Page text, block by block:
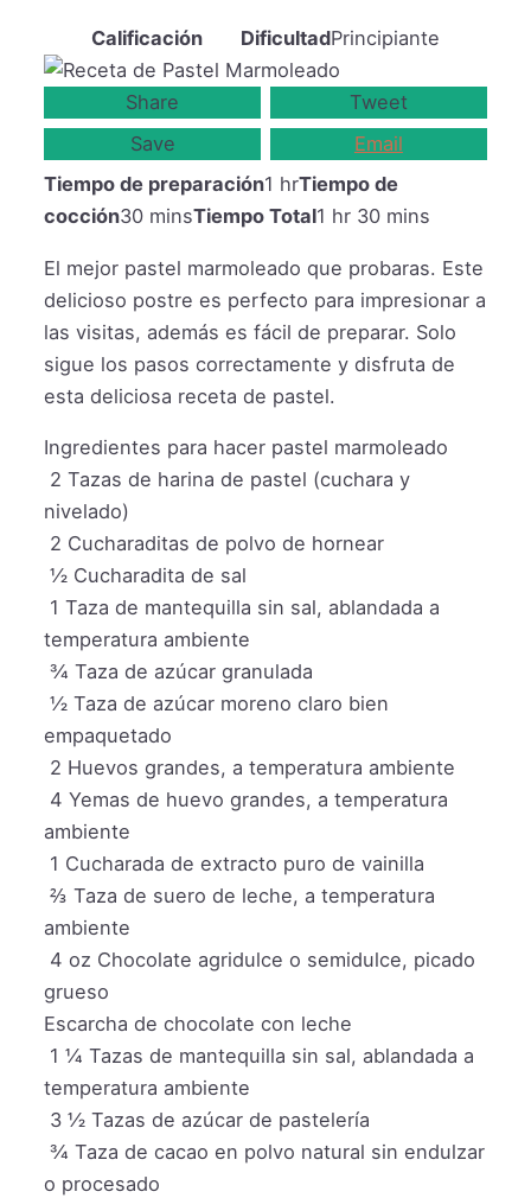
Calificación DificultadPrincipiante
Share
Tweet
Save
Email
Tiempo de preparación1 hrTiempo de
cocción30 minsTiempo Total1 hr 30 mins
El mejor pastel marmoleado que probaras. Este
delicioso postre es perfecto para impresionar a
las visitas, además es fácil de preparar. Solo
sigue los pasos correctamente y disfruta de
esta deliciosa receta de pastel.
Ingredientes para hacer pastel marmoleado
2 Tazas de harina de pastel (cuchara y
nivelado)
2 Cucharaditas de polvo de hornear
½ Cucharadita de sal
1 Taza de mantequilla sin sal, ablandada a
temperatura ambiente
¾ Taza de azúcar granulada
½ Taza de azúcar moreno claro bien
empaquetado
2 Huevos grandes, a temperatura ambiente
4 Yemas de huevo grandes, a temperatura
ambiente
1 Cucharada de extracto puro de vainilla
⅔ Taza de suero de leche, a temperatura
ambiente
4 oz Chocolate agridulce o semidulce, picado
grueso
Escarcha de chocolate con leche
1 ¼ Tazas de mantequilla sin sal, ablandada a
temperatura ambiente
3 ½ Tazas de azúcar de pastelería
¾ Taza de cacao en polvo natural sin endulzar
o procesado